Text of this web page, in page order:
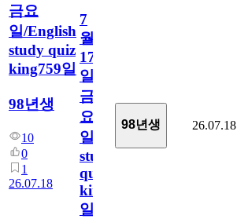
금요
일/English
study quiz
king759일
98년생
10
0
1
26.07.18
7
월
17
일
금
요
일/English
study
quiz
king759
일
98년생 26.07.18